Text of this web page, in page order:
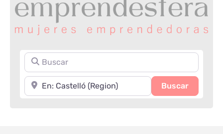
Buscar
Cerca de
BuscarSearch